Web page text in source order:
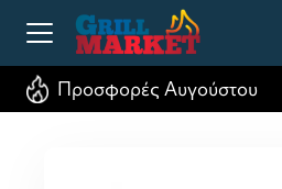
Προσφορές Αυγούστου